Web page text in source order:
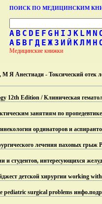
ПОИСК ПО МЕДИЦИНСКИМ
A B C D E F G H I J K L M N
А Б В Г Д Е Ж З И Й КЛ М Н
Медицинские книжки
М Я Анестиади - Токсический
12th Edition / Клиническая
занятиям по
ординаторов и
лечения паховых
и студентов, интересующихся
детской хирургии working
pediatric surgical problems инфо.